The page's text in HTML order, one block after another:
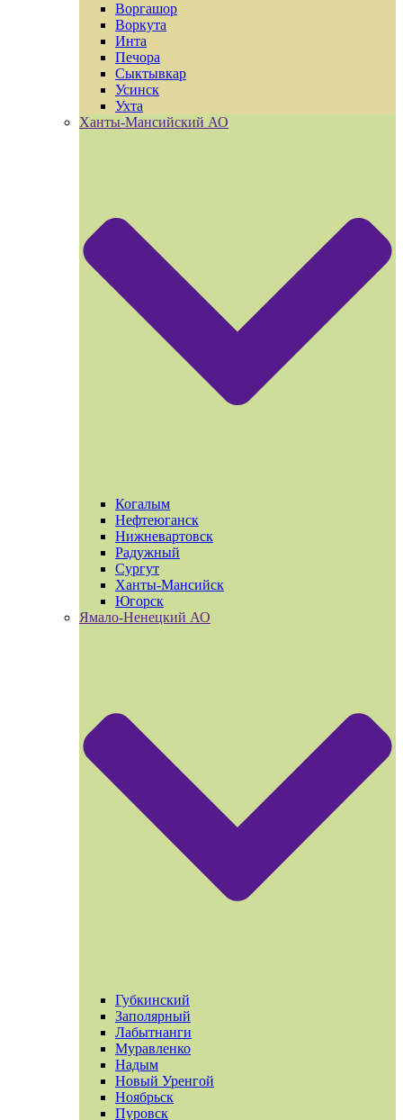
Воргашор
Воркута
Инта
Печора
Сыктывкар
Усинск
Ухта
Ханты-Мансийский АО
Когалым
Нефтеюганск
Нижневартовск
Радужный
Сургут
Ханты-Мансийск
Югорск
Ямало-Ненецкий АО
Губкинский
Заполярный
Лабытнанги
Муравленко
Надым
Новый Уренгой
Ноябрьск
Пуровск